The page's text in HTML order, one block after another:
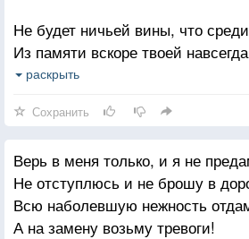
Но до чего же горько иногда -
Я - женщина, зовущая мужчину,
Потерянного мной же навсегда.
Не будет ничьей вины, что
Из памяти вскоре твоей
Какая мне разница, где ты
Так вот, я готова сдаться: так
С таким недостатком чувств -
Какое мне дело, что ты ничего не
Какое мне дело, что ты ничего не
раскрыть
Сохранить
Верь в меня только, и я не
Не отступлюсь и не брошу в
Всю наболевшую нежность
А на замену возьму тревоги!